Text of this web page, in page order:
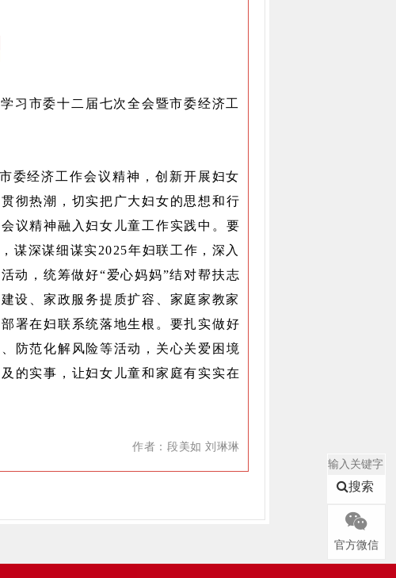
习市委十二届七次全会暨市委经济工
委经济工作会议精神，创新开展妇女
彻热潮，切实把广大妇女的思想和行
议精神融入妇女儿童工作实践中。要
谋深谋细谋实2025年妇联工作，深入
动，统筹做好“爱心妈妈”结对帮扶志
设、家政服务提质扩容、家庭家教家
署在妇联系统落地生根。要扎实做好
防范化解风险等活动，关心关爱困境
的实事，让妇女儿童和家庭有实实在
作者：段美如 刘琳琳
搜索
官方微信